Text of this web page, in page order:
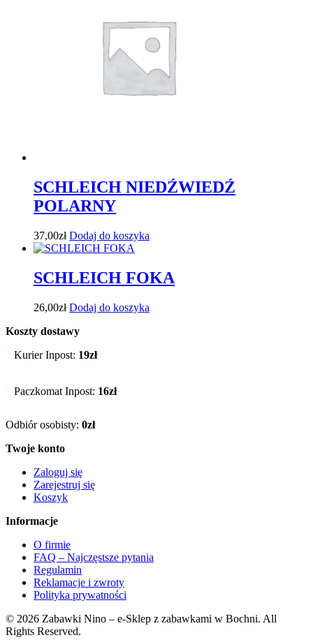
SCHLEICH NIEDŹWIEDŹ
POLARNY
37,00zł Dodaj do koszyka
SCHLEICH FOKA
26,00zł Dodaj do koszyka
Koszty dostawy
Kurier Inpost: 19zł
Paczkomat Inpost: 16zł
Odbiór osobisty: 0zł
Twoje konto
Zaloguj się
Zarejestruj się
Koszyk
Informacje
O firmie
FAQ – Najczęstsze pytania
Regulamin
Reklamacje i zwroty
Polityka prywatności
© 2026 Zabawki Nino – e-Sklep z zabawkami w Bochni. All
Rights Reserved.